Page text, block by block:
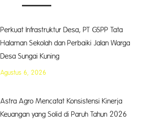
Perkuat Infrastruktur Desa, PT GSPP Tata
Halaman Sekolah dan Perbaiki Jalan Warga
Desa Sungai Kuning
Agustus 6, 2026
Astra Agro Mencatat Konsistensi Kinerja
Keuangan yang Solid di Paruh Tahun 2026